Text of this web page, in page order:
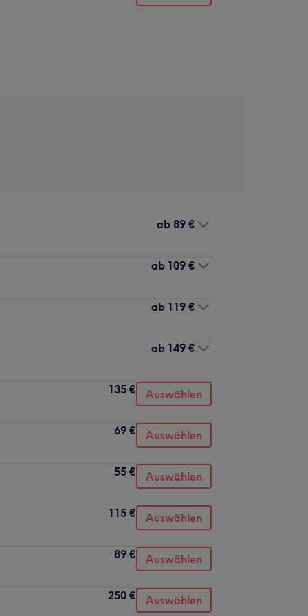
ab 89 €
ab 109 €
ab 119 €
ab 149 €
135 € Auswählen
69 € Auswählen
55 € Auswählen
115 € Auswählen
89 € Auswählen
250 € Auswählen